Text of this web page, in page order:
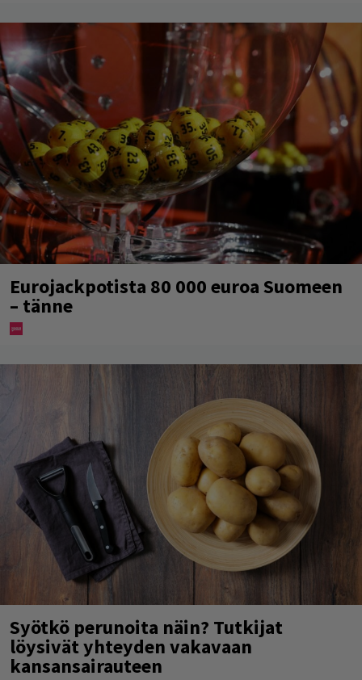
Eurojackpotista 80 000 euroa Suomeen
– tänne
Syötkö perunoita näin? Tutkijat
löysivät yhteyden vakavaan
kansansairauteen